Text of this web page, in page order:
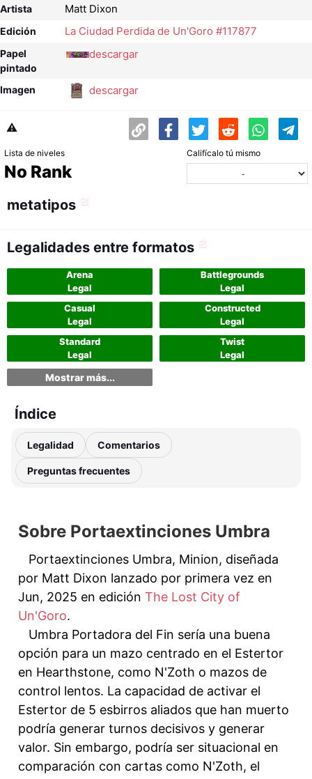
Artista Matt Dixon
Edición La Ciudad Perdida de Un'Goro #117877
Papel
pintado
descargar
Imagen descargar
⚠️
Lista de niveles
No Rank
Califícalo tú mismo
metatipos
Legalidades entre formatos
Arena
Legal
Battlegrounds
Legal
Casual
Legal
Constructed
Legal
Standard
Legal
Twist
Legal
Mostrar más...
Índice
Legalidad Comentarios
Preguntas frecuentes
Sobre Portaextinciones Umbra
Portaextinciones Umbra, Minion, diseñada
por Matt Dixon lanzado por primera vez en
Jun, 2025 en edición The Lost City of
Un'Goro.
Umbra Portadora del Fin sería una buena
opción para un mazo centrado en el Estertor
en Hearthstone, como N'Zoth o mazos de
control lentos. La capacidad de activar el
Estertor de 5 esbirros aliados que han muerto
podría generar turnos decisivos y generar
valor. Sin embargo, podría ser situacional en
comparación con cartas como N'Zoth, el